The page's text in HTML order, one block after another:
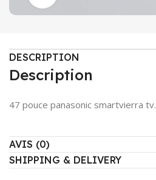
DESCRIPTION
Description
47 pouce panasonic smartvierra tv.
AVIS (0)
SHIPPING & DELIVERY